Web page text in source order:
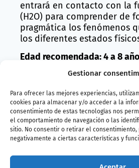
Gestionar
Para ofrecer las mejores experiencias,
cookies para almacenar y/o acceder a la
consentimiento de estas tecnologías nos
el comportamiento de navegación o las
sitio. No consentir o retirar el consentimiento,
negativamente a ciertas características y
entrará en contacto con la
(H2O) para comprender de
pragmática los fenómenos
los diferentes estados
Edad recomendada: 4 a 8
Duración: 60 min
Fechas: Domingo 16 de abril
Horario:
– turno 1: 11:00 a 12:00
Precio: 12€ (descuento 10%